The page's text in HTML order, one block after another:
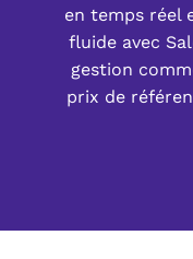
en temps réel
fluide avec
gestion
prix de